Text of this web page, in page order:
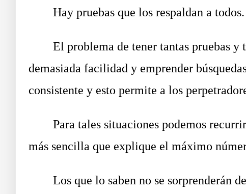
Hay pruebas que los respaldan a todos.
El problema de tener tantas pruebas y
demasiada facilidad y emprender
consistente y esto permite a los
Para tales situaciones podemos recurrir
más sencilla que explique el máximo
Los que lo saben no se sorprenderán